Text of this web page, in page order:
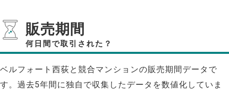
販売期間
何日間で取引された？
ベルフォート西荻と競合マンションの販売期間データで
す。過去5年間に独自で収集したデータを数値化していま